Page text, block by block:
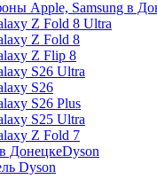
Z Fold 8 Ultra
Z Fold 8
Z Flip 8
S26 Ultra
S26
S26 Plus
S25 Ultra
Z Fold 7
Dyson
Dyson